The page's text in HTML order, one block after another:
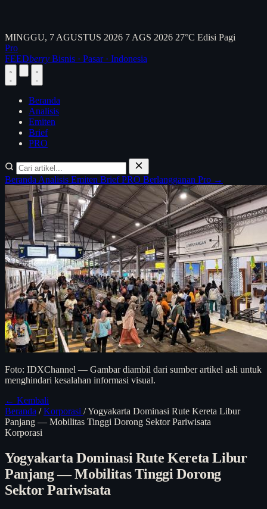
MINGGU, 7 AGUSTUS 2026 7 AGS 2026 27°C Edisi Pagi
Pro
FEEDberry Bisnis · Pasar · Indonesia
Beranda
Analisis
Emiten
Brief
PRO
Beranda Analisis Emiten BriefPRO Berlangganan Pro →
Foto: IDXChannel — Gambar diambil dari sumber artikel asli untuk
menghindari kesalahan informasi visual.
← Kembali
Beranda / Korporasi /Yogyakarta Dominasi Rute Kereta Libur
Panjang — Mobilitas Tinggi Dorong Sektor Pariwisata
Korporasi
Yogyakarta Dominasi Rute Kereta Libur
Panjang — Mobilitas Tinggi Dorong
Sektor Pariwisata